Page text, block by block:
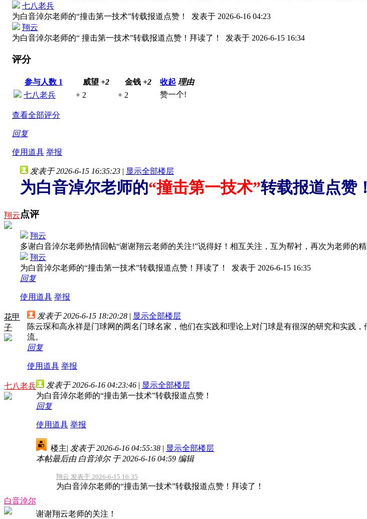
七八老兵
为白音淖尔老师的“撞击第一技术”转载报道点赞！ 发表于 2026-6-16 04:23
翔云
为白音淖尔老师的“ 撞击第一技术”转载报道点赞！拜读了！ 发表于 2026-6-15 16:34
评分
参与人数 1 威望 +2 金钱 +2 收起 理由
七八老兵
+ 2 + 2 赞一个!
查看全部评分
回复
使用道具 举报
翔云
发表于 2026-6-15 16:35:23 | 显示全部楼层
为白音淖尔老师的“撞击第一技术”转载报道点赞
点评
翔云
多谢白音淖尔老师热情回帖“谢谢翔云老师的关注!”说得好！相互关注，互为帮衬，再次为老师的
翔云
为白音淖尔老师的“撞击第一技术”转载报道点赞！拜读了！ 发表于 2026-6-15 16:35
回复
使用道具 举报
花甲
子
发表于 2026-6-15 18:20:28 | 显示全部楼层
陈云琛和高永祥是门球网的两名门球名家，他们在实践和理论上对门球是有很深的研究和实践
流。
回复
使用道具 举报
七八老兵 发表于 2026-6-16 04:23:46 | 显示全部楼层
为白音淖尔老师的“撞击第一技术”转载报道点赞！
回复
使用道具 举报
白音淖尔
楼主| 发表于 2026-6-16 04:55:38 | 显示全部楼层
本帖最后由 白音淖尔 于 2026-6-16 04:59 编辑
翔云 发表于 2026-6-15 16:35
为白音淖尔老师的“撞击第一技术”转载报道点赞！拜读了！
谢谢翔云老师的关注！